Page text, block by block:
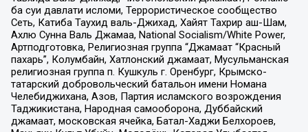
ба суи давлати исломи, Террористическое сообщество
Сеть, Катиба Таухид валь-Джихад, Хайят Тахрир аш-Шам,
Ахлю Сунна Валь Джамаа, National Socialism/White Power,
Артподготовка, Религиозная группа “Джамаат “Красный
пахарь”, Колумбайн, Хатлонский джамаат, Мусульманская
религиозная группа п. Кушкуль г. Оренбург, Крымско-
татарский добровольческий батальон имени Номана
Челебиджихана, Азов, Партия исламского возрождения
Таджикистана, Народная самооборона, Дуббайский
джамаат, московская ячейка, Батал-Хаджи Белхороев,